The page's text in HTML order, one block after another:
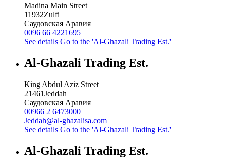
Madina Main Street
11932Zulfi
Саудовская Аравия
0096 66 4221695
See details Go to the 'Al-Ghazali Trading Est.'
Al-Ghazali Trading Est.
King Abdul Aziz Street
21461Jeddah
Саудовская Аравия
00966 2 6473000
Jeddah@al-ghazalisa.com
See details Go to the 'Al-Ghazali Trading Est.'
Al-Ghazali Trading Est.